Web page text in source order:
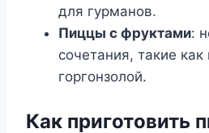
для гурманов.
Пиццы с фруктами:
сочетания, такие как
горгонзолой.
Как приготовить